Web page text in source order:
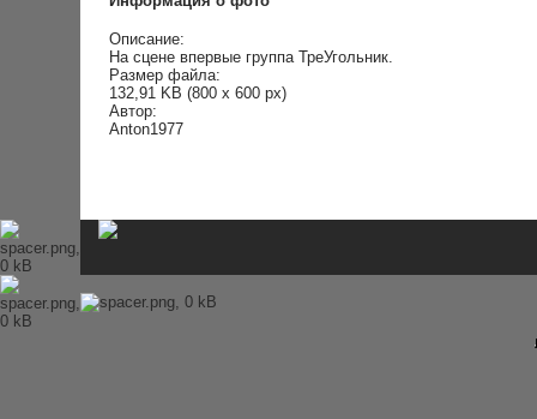
История Beatles
Альбомы и песни Beatles
Переводы песен
Битлз-викторина
Wallpapers
Энциклопедия Beatles
Описание:
На сцене впервые группа ТреУгольник.
Размер файла:
132,91 KB (800 x 600 px)
Автор:
Anton1977